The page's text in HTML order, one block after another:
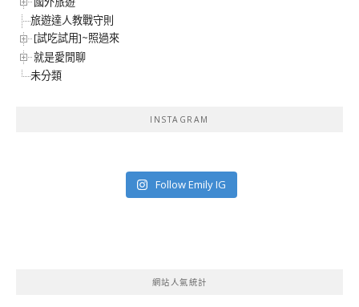
旅遊達人教戰守則
[試吃試用]~照過來
就是愛閒聊
未分類
INSTAGRAM
Follow Emily IG
網站人氣統計